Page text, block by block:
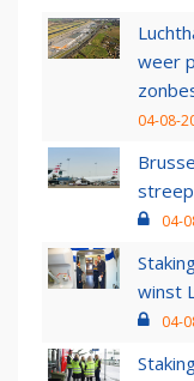
weer
04-08-
04-
winst
04-